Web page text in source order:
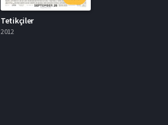
Tetikçiler
2012